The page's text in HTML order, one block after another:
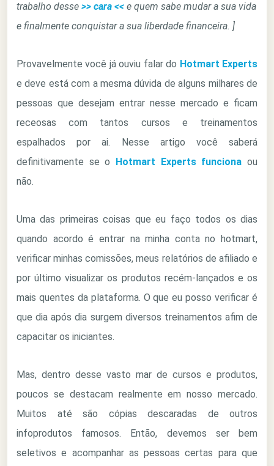
trabalho desse >> cara << e quem sabe mudar a sua vida
e finalmente conquistar a sua liberdade financeira. ]
Provavelmente você já ouviu falar do Hotmart Experts
e deve está com a mesma dúvida de alguns milhares de
pessoas que desejam entrar nesse mercado e ficam
receosas com tantos cursos e treinamentos
espalhados por ai. Nesse artigo você saberá
definitivamente se o Hotmart Experts funciona ou
não.
Uma das primeiras coisas que eu faço todos os dias
quando acordo é entrar na minha conta no hotmart,
verificar minhas comissões, meus relatórios de afiliado e
por último visualizar os produtos recém-lançados e os
mais quentes da plataforma. O que eu posso verificar é
que dia após dia surgem diversos treinamentos afim de
capacitar os iniciantes.
Mas, dentro desse vasto mar de cursos e produtos,
poucos se destacam realmente em nosso mercado.
Muitos até são cópias descaradas de outros
infoprodutos famosos. Então, devemos ser bem
seletivos e acompanhar as pessoas certas para que